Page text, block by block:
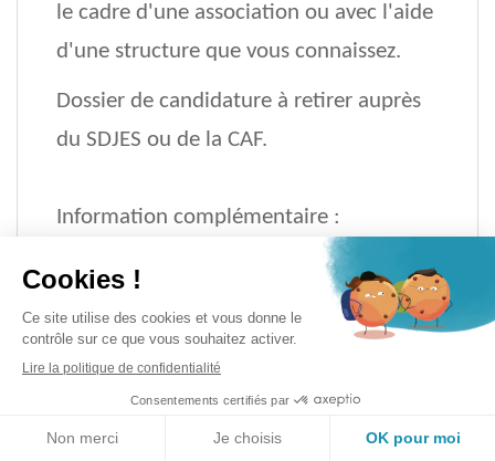
le cadre d'une association ou avec l'aide
d'une structure que vous connaissez.
Dossier de candidature à retirer auprès
du SDJES ou de la CAF.
Information complémentaire :
ghjulianu.lamberti@caf2b.caf.fr